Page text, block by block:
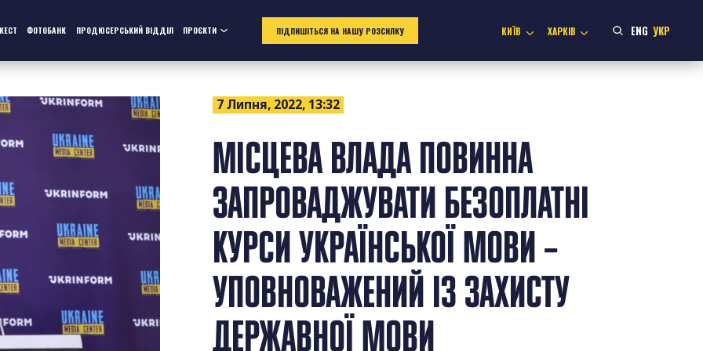
ФОТОБАНК ПРОДЮСЕРСЬКИЙ ВІДДІЛ ПРОЄКТИ ПІДПИШІТЬСЯ НА НАШУ РОЗСИЛКУ КИЇВ ХАРКІВ ENG УКР
7 Липня, 2022, 13:32
МІСЦЕВА ВЛАДА ПОВИННА
ЗАПРОВАДЖУВАТИ БЕЗОПЛАТНІ
КУРСИ УКРАЇНСЬКОЇ МОВИ –
УПОВНОВАЖЕНИЙ ІЗ ЗАХИСТУ
ДЕРЖАВНОЇ МОВИ